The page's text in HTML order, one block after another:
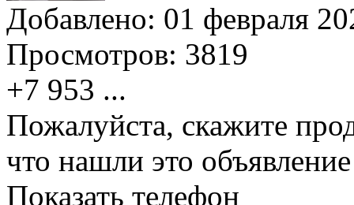
Добавлено: 01 февраля
Просмотров: 3819
+7 953 ...
Пожалуйста, скажите
что нашли это
Показать телефон